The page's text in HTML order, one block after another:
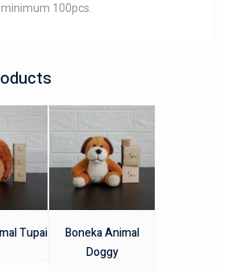
100pcs.
Tupai
Boneka Animal
Doggy